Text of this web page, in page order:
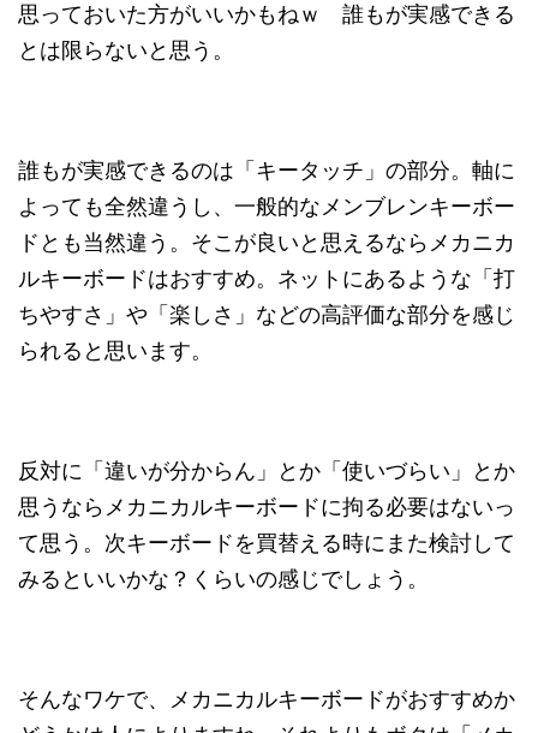
思っておいた方がいいかもねｗ 誰もが実感できる
とは限らないと思う。
誰もが実感できるのは「キータッチ」の部分。軸に
よっても全然違うし、一般的なメンブレンキーボー
ドとも当然違う。そこが良いと思えるならメカニカ
ルキーボードはおすすめ。ネットにあるような「打
ちやすさ」や「楽しさ」などの高評価な部分を感じ
られると思います。
反対に「違いが分からん」とか「使いづらい」とか
思うならメカニカルキーボードに拘る必要はないっ
て思う。次キーボードを買替える時にまた検討して
みるといいかな？くらいの感じでしょう。
そんなワケで、メカニカルキーボードがおすすめか